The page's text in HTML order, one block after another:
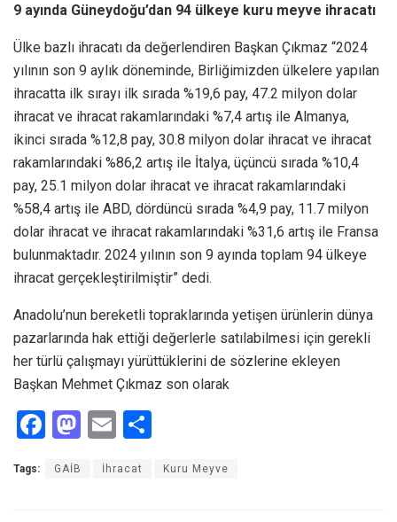
9 ayında Güneydoğu’dan 94 ülkeye kuru meyve ihracatı
Ülke bazlı ihracatı da değerlendiren Başkan Çıkmaz “2024
yılının son 9 aylık döneminde, Birliğimizden ülkelere yapılan
ihracatta ilk sırayı ilk sırada %19,6 pay, 47.2 milyon dolar
ihracat ve ihracat rakamlarındaki %7,4 artış ile Almanya,
ikinci sırada %12,8 pay, 30.8 milyon dolar ihracat ve ihracat
rakamlarındaki %86,2 artış ile İtalya, üçüncü sırada %10,4
pay, 25.1 milyon dolar ihracat ve ihracat rakamlarındaki
%58,4 artış ile ABD, dördüncü sırada %4,9 pay, 11.7 milyon
dolar ihracat ve ihracat rakamlarındaki %31,6 artış ile Fransa
bulunmaktadır. 2024 yılının son 9 ayında toplam 94 ülkeye
ihracat gerçekleştirilmiştir” dedi.
Anadolu’nun bereketli topraklarında yetişen ürünlerin dünya
pazarlarında hak ettiği değerlerle satılabilmesi için gerekli
her türlü çalışmayı yürüttüklerini de sözlerine ekleyen
Başkan Mehmet Çıkmaz son olarak
F
ce
M
st
E
ail
ar
Tags: GAİB İhracat Kuru Meyve